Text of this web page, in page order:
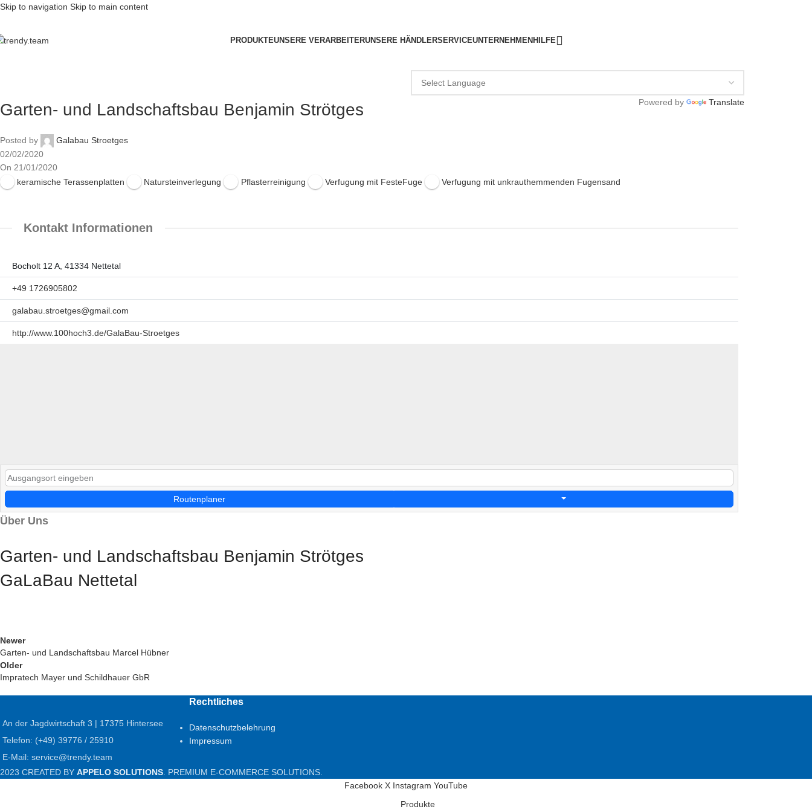
Skip to navigation Skip to main content
PRODUKTEUNSERE VERARBEITERUNSERE HÄNDLERSERVICEUNTERNEHMEN HILFE
Powered by Translate
Garten- und Landschaftsbau Benjamin Strötges
Posted by
Galabau Stroetges
02/02/2020
On 21/01/2020
keramische Terassenplatten
Natursteinverlegung Pflasterreinigung Verfugung mit FesteFuge Verfugung mit unkrauthemmenden Fugensand
Kontakt Informationen
Bocholt 12 A, 41334 Nettetal
+49 1726905802
galabau.stroetges@gmail.com
http://www.100hoch3.de/GalaBau-Stroetges
Routenplaner
Über Uns
Garten- und Landschaftsbau Benjamin Strötges
GaLaBau Nettetal
Newer
Garten- und Landschaftsbau Marcel Hübner
Older
Impratech Mayer und Schildhauer GbR
An der Jagdwirtschaft 3 | 17375 Hintersee
Telefon: (+49) 39776 / 25910
E-Mail: service@trendy.team
Rechtliches
Datenschutzbelehrung
Impressum
2023 CREATED BY APPELO SOLUTIONS . PREMIUM E-COMMERCE SOLUTIONS.
Facebook X Instagram YouTube
Produkte